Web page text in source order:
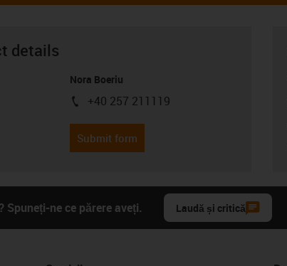
details
Nora Boeriu
igus-icon-phone
+40 257 211119
Submit form
ne ce părere aveți. Laudă și critică